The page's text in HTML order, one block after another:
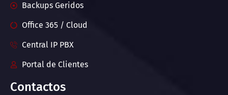
Backups Geridos
Office 365 / Cloud
Central IP PBX
Portal de Clientes
Contactos